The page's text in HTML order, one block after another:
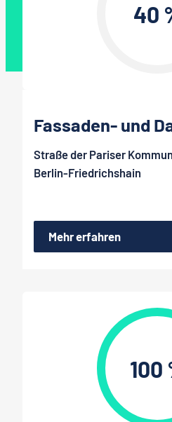
Fassaden- und
Straße der Pariser
Berlin-Friedrichshain
Mehr erfahren
40
100